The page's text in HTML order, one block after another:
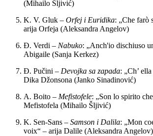
(Mihailo Šljivić)
K. V. Gluk – Orfej i Euridika: „Che farò
arija Orfeja (Aleksandra Angelov)
Đ. Verdi – Nabuko: „Anch'io dischiuso
Abigaile (Sanja Kerkez)
Đ. Pučini – Devojka sa zapada: „Ch’
Dika Džonsona (Janko Sinadinović)
A. Boito – Mefistofele: „Son lo spirito
Mefistofela (Mihailo Šljivić)
K. Sen-Sans – Samson i Dalila: „Mon
voix“ – arija Dalile (Aleksandra Angelov)